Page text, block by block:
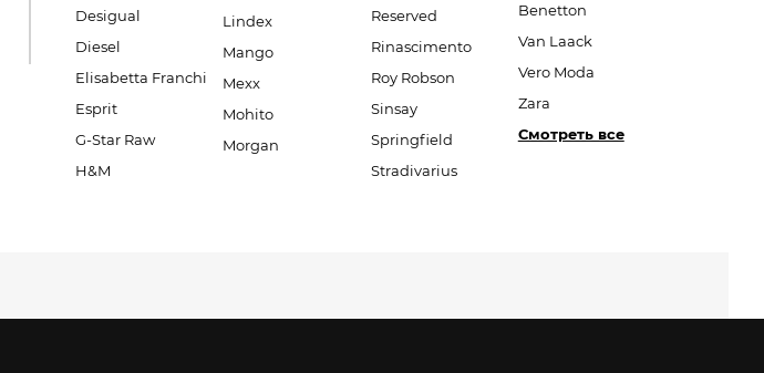
Desigual
Diesel
Elisabetta Franchi
Esprit
G-Star Raw
H&M
Lindex
Mango
Mexx
Mohito
Morgan
Reserved
Rinascimento
Roy Robson
Sinsay
Springfield
Stradivarius
Benetton
Van Laack
Vero Moda
Zara
Смотреть все